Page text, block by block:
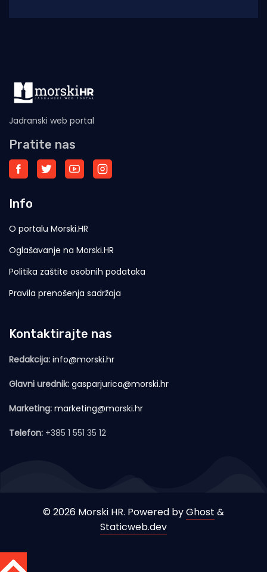
Jadranski web portal
Pratite nas
Info
O portalu Morski.HR
Oglašavanje na Morski.HR
Politika zaštite osobnih podataka
Pravila prenošenja sadržaja
Kontaktirajte nas
Redakcija: info@morski.hr
Glavni urednik: gasparjurica@morski.hr
Marketing: marketing@morski.hr
Telefon: +385 1 551 35 12
© 2026 Morski HR. Powered byGhost &
Staticweb.dev